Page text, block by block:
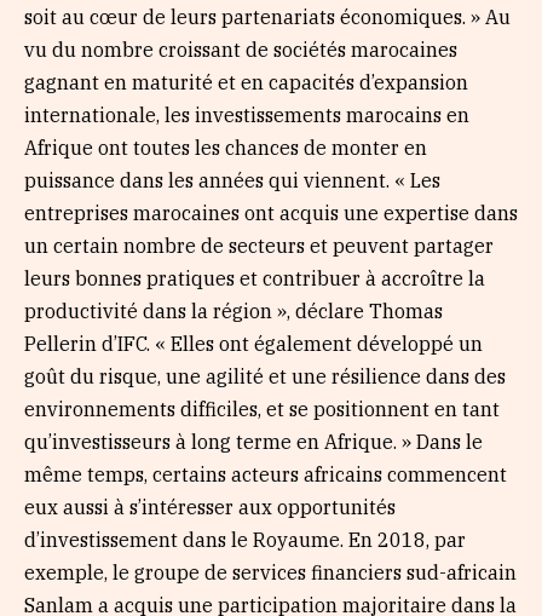
soit au cœur de leurs partenariats économiques. » Au
vu du nombre croissant de sociétés marocaines
gagnant en maturité et en capacités d’expansion
internationale, les investissements marocains en
Afrique ont toutes les chances de monter en
puissance dans les années qui viennent. « Les
entreprises marocaines ont acquis une expertise dans
un certain nombre de secteurs et peuvent partager
leurs bonnes pratiques et contribuer à accroître la
productivité dans la région », déclare Thomas
Pellerin d’IFC. « Elles ont également développé un
goût du risque, une agilité et une résilience dans des
environnements difficiles, et se positionnent en tant
qu’investisseurs à long terme en Afrique. » Dans le
même temps, certains acteurs africains commencent
eux aussi à s’intéresser aux opportunités
d’investissement dans le Royaume. En 2018, par
exemple, le groupe de services financiers sud-africain
Sanlam a acquis une participation majoritaire dans la